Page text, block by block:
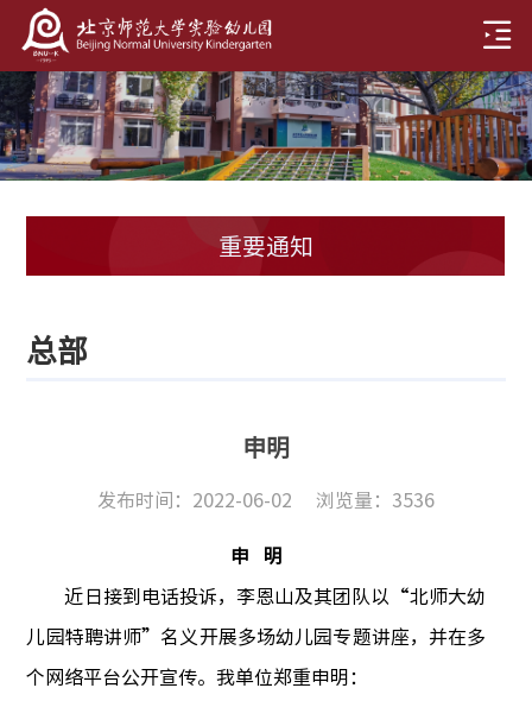
重要通知
总部
申明
发布时间：2022-06-02 浏览量： 3536
申 明
近日接到电话投诉， 李恩山及其团队以“北师大幼
儿园特聘讲师”名义开展多场幼儿园专题讲座，并在多
个网络平台公开宣传。 我单位郑重申明 ：